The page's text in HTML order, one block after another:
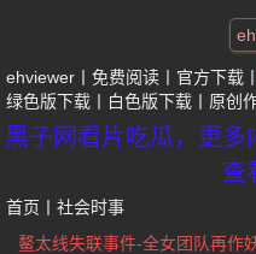
ehviewer 免费阅读 官方下载
绿色版下载
白色版下载 原创
黑子网看片吃瓜，更
查
首页 社会时事
鳌太线失联事件-全女团队再作